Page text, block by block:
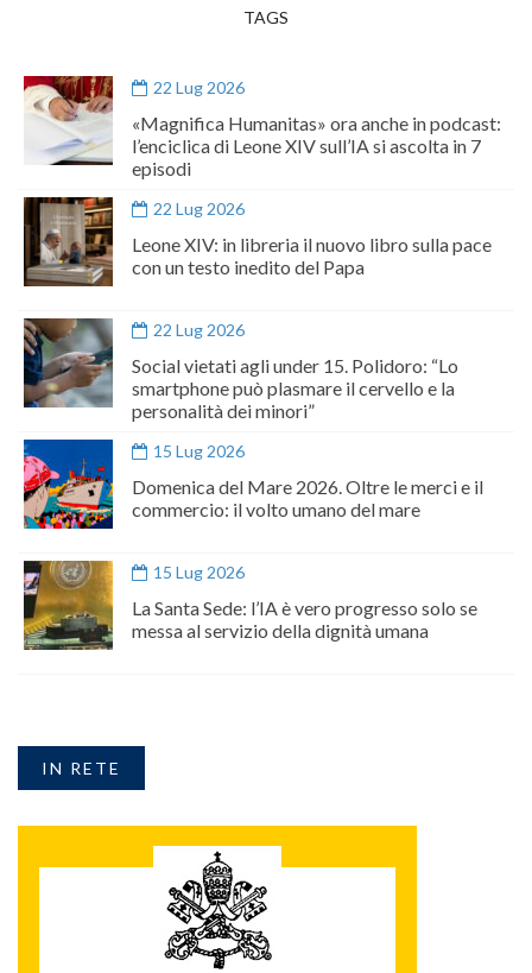
TAGS
22 Lug 2026
«Magnifica Humanitas» ora anche in podcast:
l’enciclica di Leone XIV sull’IA si ascolta in 7
episodi
22 Lug 2026
Leone XIV: in libreria il nuovo libro sulla pace
con un testo inedito del Papa
22 Lug 2026
Social vietati agli under 15. Polidoro: “Lo
smartphone può plasmare il cervello e la
personalità dei minori”
15 Lug 2026
Domenica del Mare 2026. Oltre le merci e il
commercio: il volto umano del mare
15 Lug 2026
La Santa Sede: l’IA è vero progresso solo se
messa al servizio della dignità umana
IN RETE